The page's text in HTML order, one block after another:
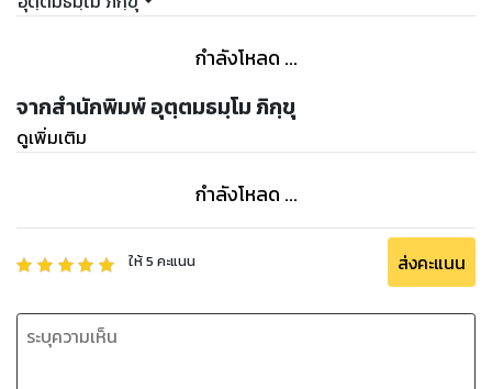
กำลังโหลด ...
จากสำนักพิมพ์ อุตฺตมธมฺโม ภิกฺขุ
ดูเพิ่มเติม
กำลังโหลด ...
ให้5 คะแนน ส่งคะแนน